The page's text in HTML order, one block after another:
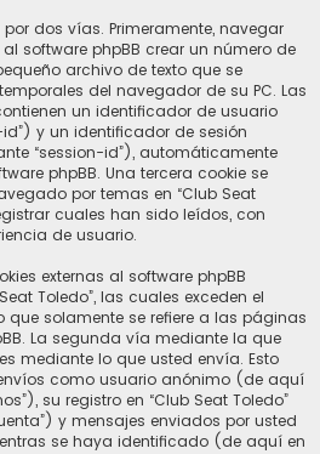
dos vías. Primeramente, navegar
al software phpBB crear un número de
archivo de texto que se
del navegador de su PC. Las
un identificador de usuario
y un identificador de sesión
“session-id”), automáticamente
phpBB. Una tercera cookie se
por temas en “Club Seat
cuales han sido leídos, con
de usuario.
externas al software phpBB
Toledo”, las cuales exceden el
solamente se refiere a las páginas
La segunda vía mediante la que
mediante lo que usted envía. Esto
como usuario anónimo (de aquí
su registro en “Club Seat Toledo”
y mensajes enviados por usted
se haya identificado (de aquí en